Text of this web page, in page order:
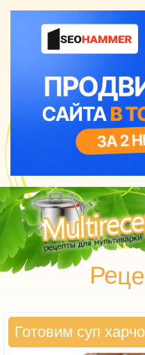
Готовим суп харчо